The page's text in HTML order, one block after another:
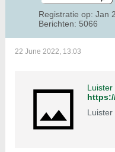
Registratie op: Jan
Berichten: 5066
22 June 2022, 13:03
Luister